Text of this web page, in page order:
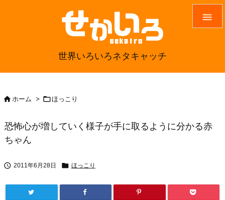
世界いろいろネタキャッチ

ホーム > ほっこり
恐怖心が増していく様子が手に取るように分かる赤
ちゃん
 2011年6月28日  ほっこり